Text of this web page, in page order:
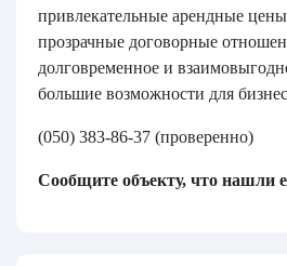
привлекательные арендные
прозрачные договорные
долговременное и
большие возможности для
(050) 383-86-37 (проверенно)
Сообщите объекту, что нашли